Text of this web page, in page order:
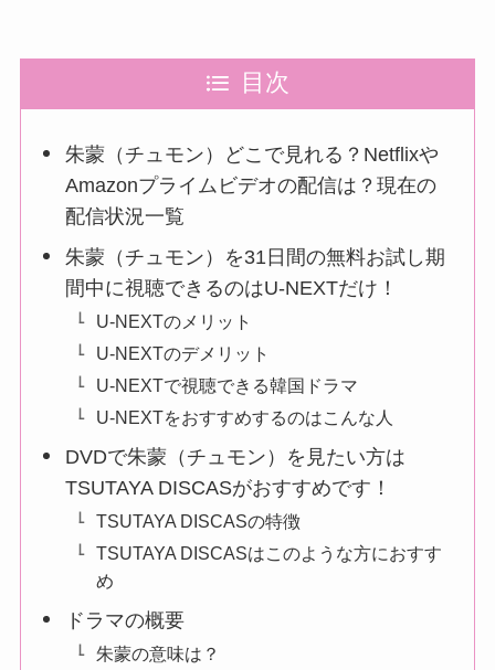
目次
朱蒙（チュモン）どこで見れる？Netflixや
Amazonプライムビデオの配信は？現在の
配信状況一覧
朱蒙（チュモン）を31日間の無料お試し期
間中に視聴できるのはU-NEXTだけ！
U-NEXTのメリット
U-NEXTのデメリット
U-NEXTで視聴できる韓国ドラマ
U-NEXTをおすすめするのはこんな人
DVDで朱蒙（チュモン）を見たい方は
TSUTAYA DISCASがおすすめです！
TSUTAYA DISCASの特徴
TSUTAYA DISCASはこのような方におすす
め
ドラマの概要
朱蒙の意味は？